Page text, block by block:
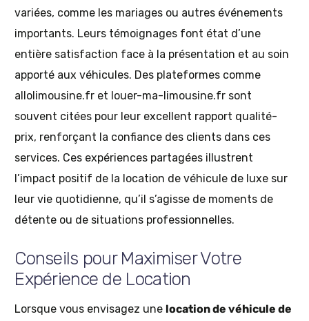
variées, comme les mariages ou autres événements
importants. Leurs témoignages font état d’une
entière satisfaction face à la présentation et au soin
apporté aux véhicules. Des plateformes comme
allolimousine.fr et louer-ma-limousine.fr sont
souvent citées pour leur excellent rapport qualité-
prix, renforçant la confiance des clients dans ces
services. Ces expériences partagées illustrent
l’impact positif de la location de véhicule de luxe sur
leur vie quotidienne, qu’il s’agisse de moments de
détente ou de situations professionnelles.
Conseils pour Maximiser Votre
Expérience de Location
Lorsque vous envisagez une location de véhicule de